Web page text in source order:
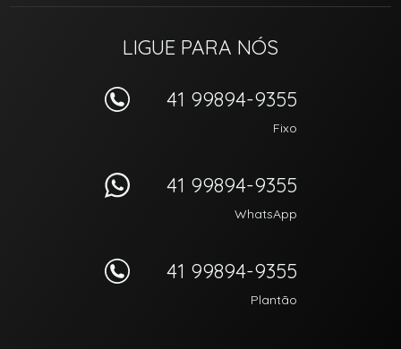
LIGUE PARA NÓS
41 99894-9355
Fixo
41 99894-9355
WhatsApp
41 99894-9355
Plantão